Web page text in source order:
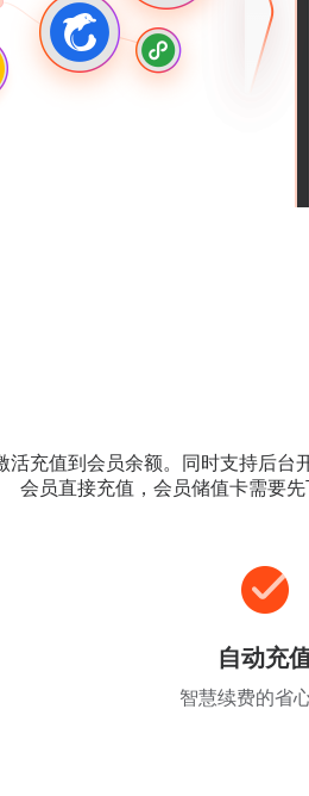
充值到会员余额。同时支持后
会员直接充值，会员储值卡需要
自动充
智慧续费的省